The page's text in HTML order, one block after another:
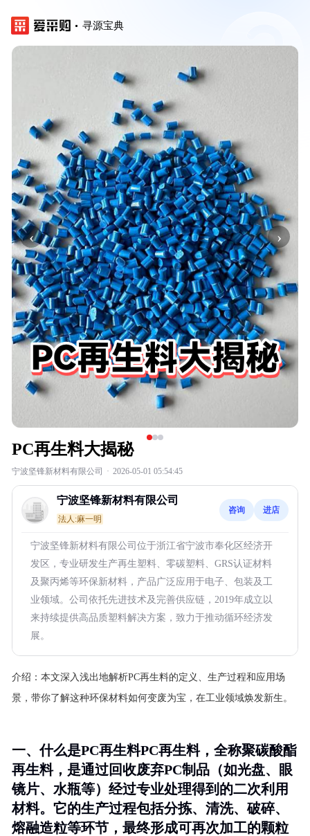
寻源宝典
‹ ›
PC再生料大揭秘
宁波坚锋新材料有限公司 · 2026-05-01 05:54:45
宁波坚锋新材料有限公司
法人:麻一明
咨询 进店
宁波坚锋新材料有限公司位于浙江省宁波市奉化区经济开
发区，专业研发生产再生塑料、零碳塑料、GRS认证材料
及聚丙烯等环保新材料，产品广泛应用于电子、包装及工
业领域。公司依托先进技术及完善供应链，2019年成立以
来持续提供高品质塑料解决方案，致力于推动循环经济发
展。
介绍： 本文深入浅出地解析PC再生料的定义、生产过程和应用场
景，带你了解这种环保材料如何变废为宝，在工业领域焕发新生。
一、什么是PC再生料PC再生料，全称聚碳酸酯
再生料，是通过回收废弃PC制品（如光盘、眼
镜片、水瓶等）经过专业处理得到的二次利用
材料。它的生产过程包括分拣、清洗、破碎、
熔融造粒等环节，最终形成可再次加工的颗粒